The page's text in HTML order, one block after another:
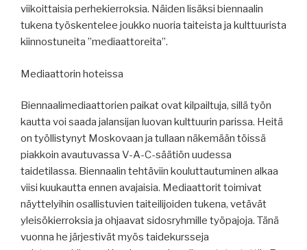
viikoittaisia perhekierroksia. Näiden lisäksi biennaalin
tukena työskentelee joukko nuoria taiteista ja kulttuurista
kiinnostuneita ”mediaattoreita”.
Mediaattorin hoteissa
Biennaalimediaattorien paikat ovat kilpailtuja, sillä työn
kautta voi saada jalansijan luovan kulttuurin parissa. Heitä
on työllistynyt Moskovaan ja tullaan näkemään töissä
piakkoin avautuvassa V-A-C-säätiön uudessa
taidetilassa. Biennaalin tehtäviin kouluttautuminen alkaa
viisi kuukautta ennen avajaisia. Mediaattorit toimivat
näyttelyihin osallistuvien taiteilijoiden tukena, vetävät
yleisökierroksia ja ohjaavat sidosryhmille työpajoja. Tänä
vuonna he järjestivät myös taidekursseja